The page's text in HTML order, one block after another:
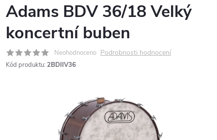
Adams BDV 36/18 Velký
koncertní buben
Neohodnoceno Podrobnosti hodnocení
Kód produktu: 2BDIIV36